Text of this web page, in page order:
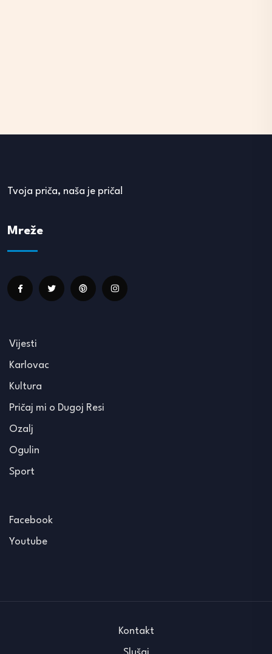
Tvoja priča, naša je priča!
Mreže
Vijesti
Karlovac
Kultura
Pričaj mi o Dugoj Resi
Ozalj
Ogulin
Sport
Facebook
Youtube
Kontakt